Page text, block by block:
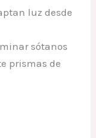
luz desde
sótanos
prismas de